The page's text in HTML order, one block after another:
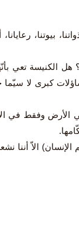
رعايانا،
هل الكنيسة تعي
كبرى لا
الأرض وفقط في
الاّ أننا